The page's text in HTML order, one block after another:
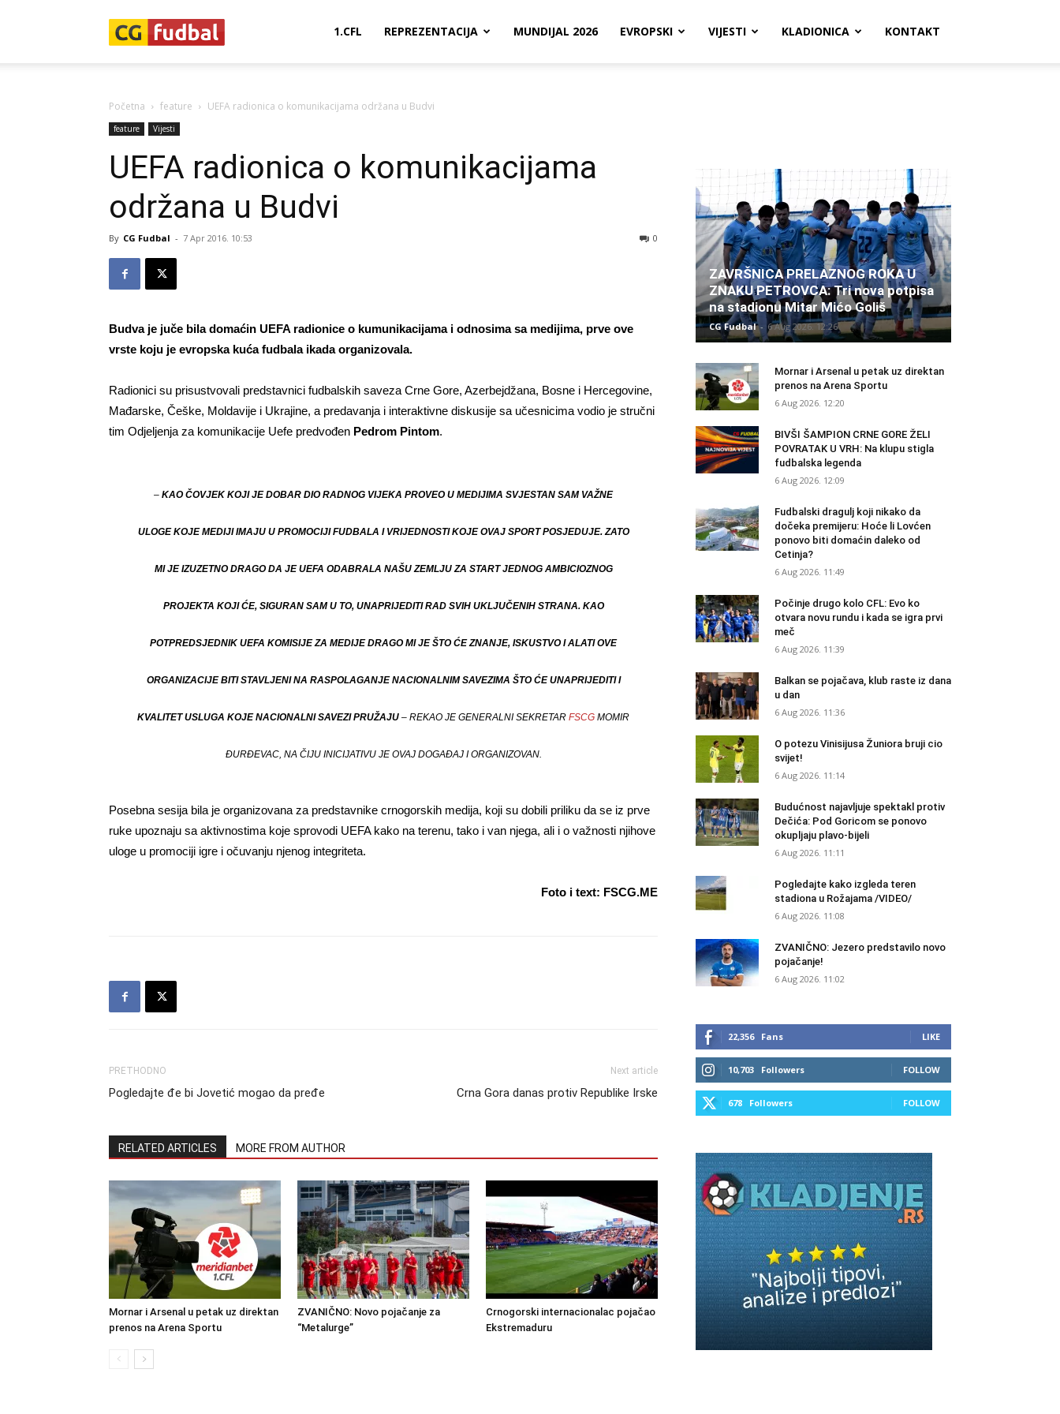
1.CFL REPREZENTACIJA MUNDIJAL 2026 EVROPSKI VIJESTI KLADIONICA KONTAKT
Početna feature UEFA radionica o komunikacijama održana u Budvi
feature Vijesti
UEFA radionica o komunikacijama
održana u Budvi
By CG Fudbal - 7 Apr 2016. 10:53 0
Budva je juče bila domaćin UEFA radionice o kumunikacijama i odnosima sa medijima, prve ove
vrste koju je evropska kuća fudbala ikada organizovala.
Radionici su prisustvovali predstavnici fudbalskih saveza Crne Gore, Azerbejdžana, Bosne i Hercegovine,
Mađarske, Češke, Moldavije i Ukrajine, a predavanja i interaktivne diskusije sa učesnicima vodio je stručni
tim Odjeljenja za komunikacije Uefe predvođen Pedrom Pintom.
– KAO ČOVJEK KOJI JE DOBAR DIO RADNOG VIJEKA PROVEO U MEDIJIMA SVJESTAN SAM VAŽNE
ULOGE KOJE MEDIJI IMAJU U PROMOCIJI FUDBALA I VRIJEDNOSTI KOJE OVAJ SPORT POSJEDUJE. ZATO
MI JE IZUZETNO DRAGO DA JE UEFA ODABRALA NAŠU ZEMLJU ZA START JEDNOG AMBICIOZNOG
PROJEKTA KOJI ĆE, SIGURAN SAM U TO, UNAPRIJEDITI RAD SVIH UKLJUČENIH STRANA. KAO
POTPREDSJEDNIK UEFA KOMISIJE ZA MEDIJE DRAGO MI JE ŠTO ĆE ZNANJE, ISKUSTVO I ALATI OVE
ORGANIZACIJE BITI STAVLJENI NA RASPOLAGANJE NACIONALNIM SAVEZIMA ŠTO ĆE UNAPRIJEDITI I
KVALITET USLUGA KOJE NACIONALNI SAVEZI PRUŽAJU – REKAO JE GENERALNI SEKRETAR FSCG MOMIR
ĐURĐEVAC, NA ČIJU INICIJATIVU JE OVAJ DOGAĐAJ I ORGANIZOVAN.
Posebna sesija bila je organizovana za predstavnike crnogorskih medija, koji su dobili priliku da se iz prve
ruke upoznaju sa aktivnostima koje sprovodi UEFA kako na terenu, tako i van njega, ali i o važnosti njihove
uloge u promociji igre i očuvanju njenog integriteta.
Foto i text: FSCG.ME
PRETHODNO
Pogledajte đe bi Jovetić mogao da pređe
Next article
Crna Gora danas protiv Republike Irske
RELATED ARTICLES MORE FROM AUTHOR
Mornar i Arsenal u petak uz direktan
prenos na Arena Sportu
ZVANIČNO: Novo pojačanje za
“Metalurge”
Crnogorski internacionalac pojačao
Ekstremaduru
ZAVRŠNICA PRELAZNOG ROKA U
ZNAKU PETROVCA: Tri nova potpisa
na stadionu Mitar Mićo Goliš
CG Fudbal - 6 Aug 2026. 12:26
Mornar i Arsenal u petak uz direktan
prenos na Arena Sportu
6 Aug 2026. 12:20
BIVŠI ŠAMPION CRNE GORE ŽELI
POVRATAK U VRH: Na klupu stigla
fudbalska legenda
6 Aug 2026. 12:09
Fudbalski dragulj koji nikako da
dočeka premijeru: Hoće li Lovćen
ponovo biti domaćin daleko od
Cetinja?
6 Aug 2026. 11:49
Počinje drugo kolo CFL: Evo ko
otvara novu rundu i kada se igra prvi
meč
6 Aug 2026. 11:39
Balkan se pojačava, klub raste iz dana
u dan
6 Aug 2026. 11:36
O potezu Vinisijusa Žuniora bruji cio
svijet!
6 Aug 2026. 11:14
Budućnost najavljuje spektakl protiv
Dečića: Pod Goricom se ponovo
okupljaju plavo-bijeli
6 Aug 2026. 11:11
Pogledajte kako izgleda teren
stadiona u Rožajama /VIDEO/
6 Aug 2026. 11:08
ZVANIČNO: Jezero predstavilo novo
pojačanje!
6 Aug 2026. 11:02
22,356 Fans LIKE
10,703 Followers FOLLOW
678 Followers FOLLOW